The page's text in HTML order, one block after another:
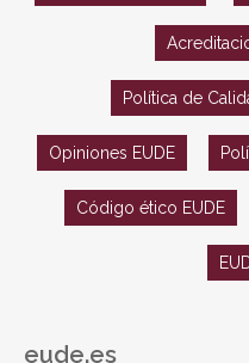
Política de
Opiniones EUDE
Código ético EUDE
eude.es